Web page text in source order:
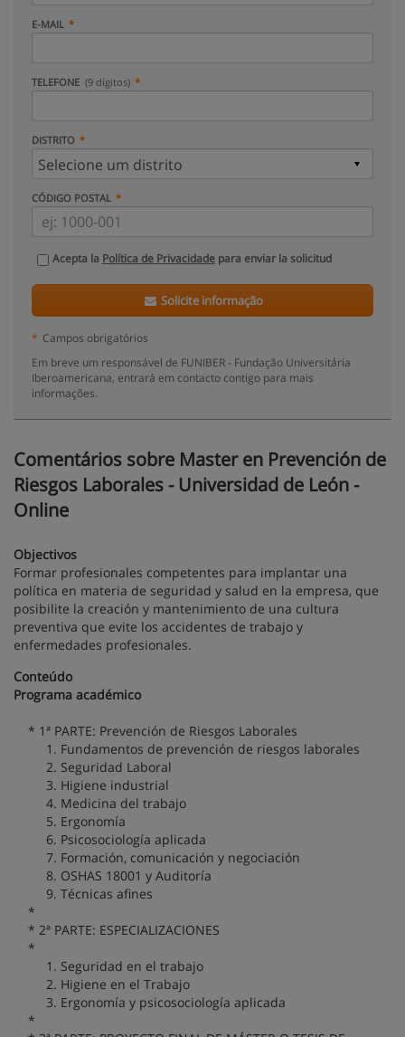
E-MAIL
TELEFONE (9 dígitos)
DISTRITO
CÓDIGO POSTAL
Acepta la Política de Privacidade para enviar la solicitud
Solicite informação
* Campos obrigatórios
Em breve um responsável de FUNIBER - Fundação Universitária
Iberoamericana, entrará em contacto contigo para mais
informações.
Comentários sobre Master en Prevención de
Riesgos Laborales - Universidad de León -
Online
Objectivos
Formar profesionales competentes para implantar una
política en materia de seguridad y salud en la empresa, que
posibilite la creación y mantenimiento de una cultura
preventiva que evite los accidentes de trabajo y
enfermedades profesionales.
Conteúdo
Programa académico
* 1ª PARTE: Prevención de Riesgos Laborales
1. Fundamentos de prevención de riesgos laborales
2. Seguridad Laboral
3. Higiene industrial
4. Medicina del trabajo
5. Ergonomía
6. Psicosociología aplicada
7. Formación, comunicación y negociación
8. OSHAS 18001 y Auditoría
9. Técnicas afines
*
* 2ª PARTE: ESPECIALIZACIONES
*
1. Seguridad en el trabajo
2. Higiene en el Trabajo
3. Ergonomía y psicosociología aplicada
*